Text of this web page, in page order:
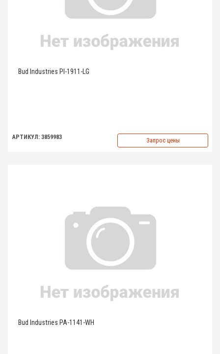
Bud Industries PI-1911-LG
АРТИКУЛ: 3859983 Запрос цены
Bud Industries PA-1141-WH